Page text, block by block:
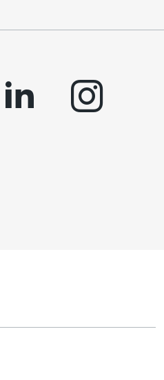
linkedin instagram